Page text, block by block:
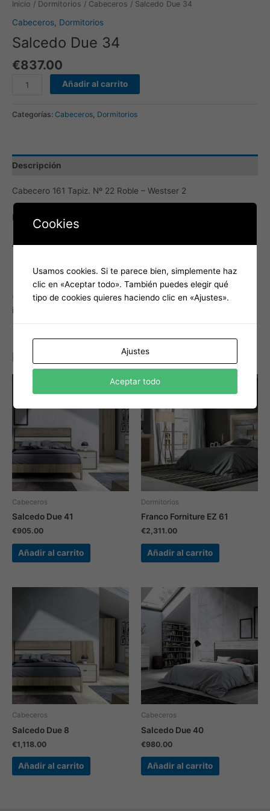
Inicio / Dormitorios / Cabeceros / Salcedo Due 34
Cabeceros Dormitorios
Salcedo Due 34
€837.00
Añadir al carrito
Categorías: Cabeceros, Dormitorios
Descripción
Cabecero 161 Tapiz. Nº 22 Roble – Westser 2
Mesita «A» 2 Caj. + Cont. 62 Roble
Aro Bañera (Som. 150*190) Roble
(También disponible por separado más información
info@cortilar.com)
Productos relacionados
Cabeceros
Salcedo Due 41
€905.00
Añadir al carrito
Dormitorios
Franco Forniture EZ 61
€2,311.00
Añadir al carrito
Cabeceros
Salcedo Due 8
€1,118.00
Añadir al carrito
Cabeceros
Salcedo Due 40
€980.00
Añadir al carrito
Cookies
Usamos cookies. Si te parece bien, simplemente haz
clic en «Aceptar todo». También puedes elegir qué
tipo de cookies quieres haciendo clic en «Ajustes».
Ajustes
Aceptar todo